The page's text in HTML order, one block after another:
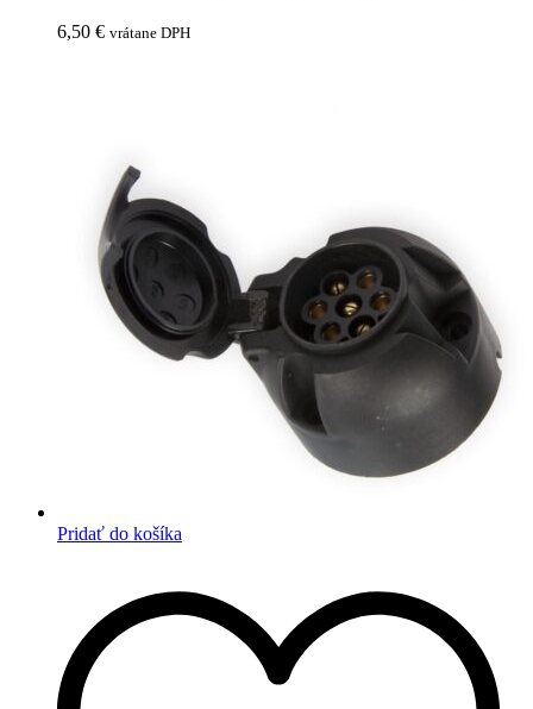
6,50 € vrátane DPH
Pridať do košíka